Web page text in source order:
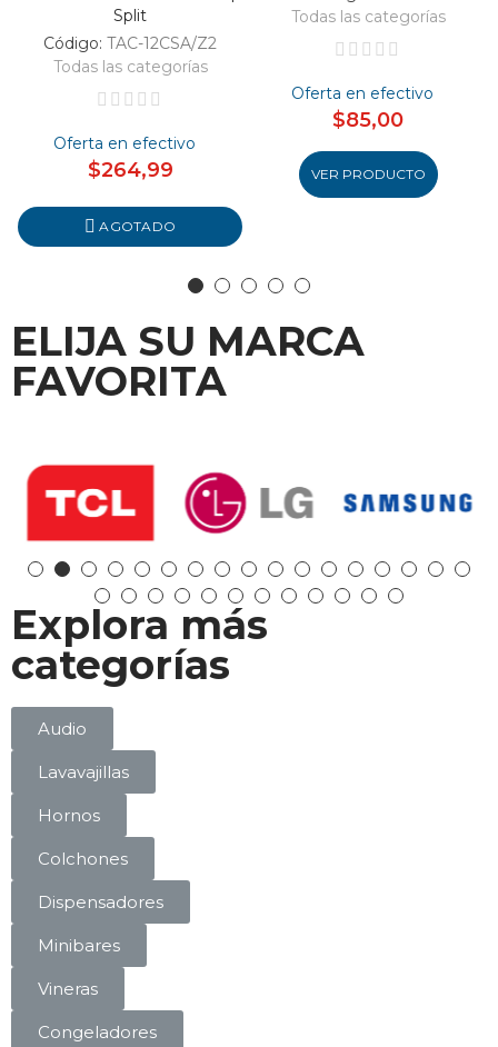
Split
Código: TAC-12CSA/Z2
Todas las categorías
Oferta en efectivo
$264,99
AGOTADO
Todas las categorías
Oferta en efectivo
$85,00
VER PRODUCTO
ELIJA SU MARCA
FAVORITA
Explora más
categorías
Audio
Lavavajillas
Hornos
Colchones
Dispensadores
Minibares
Vineras
Congeladores